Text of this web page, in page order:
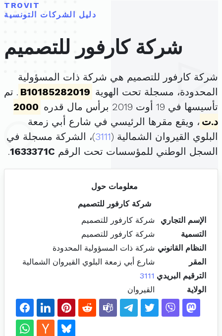
TROVIT
دليل الشركات التونسية
شركة كارفور للتصميم
شركة كارفور للتصميم هي شركة ذات المسؤولية
المحدودة، مسجلة تحت الهوية B10185282019 . تم
تأسيسها في 19 أوت 2019 برأس مال قدره
2000
د.ت ، ويقع مقرها الرئيسي في شارع أبي زمعة
البلوي القيروان الشمالية (3111)، الشركة مسجلة في
السجل الوطني للمؤسسات تحت الرقم 1633371C
.
معلومات حول
شركة كارفور للتصميم
الإسم التجاري
شركة كارفور للتصميم
التسمية
شركة كارفور للتصميم
النظام القانوني شركة ذات المسؤولية المحدودة
المقر
شارع أبي زمعة البلوي القيروان الشمالية
الترقيم البريدي 3111
الولاية
القيروان